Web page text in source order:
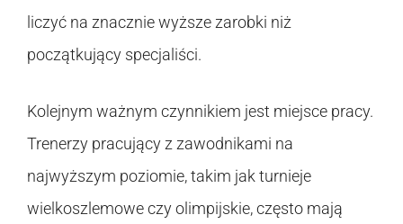
liczyć na znacznie wyższe zarobki niż
początkujący specjaliści.
Kolejnym ważnym czynnikiem jest miejsce pracy.
Trenerzy pracujący z zawodnikami na
najwyższym poziomie, takim jak turnieje
wielkoszlemowe czy olimpijskie, często mają